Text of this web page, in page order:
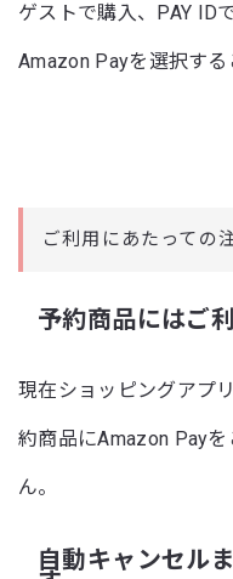
ゲストで購入、PAY ID
Amazon Payを選択する
ご利用にあたっての
予約商品にはご
現在ショッピングアプ
約商品にAmazon Pay
ん。
自動キャンセル